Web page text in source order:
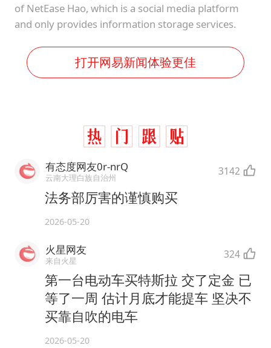
of NetEase Hao, which is a social media platform
and only provides information storage services.
打开网易新闻体验更佳
有态度网友0r-nrQ
云南大理白族自治州 3142
法务部厉害的谨慎购买
2026-05-20
火星网友
来自火星 324
第一台电动车买特斯拉 交了定金 已
等了一周 估计月底才能提车 坚决不
买靠自吹的电车
2026-05-20